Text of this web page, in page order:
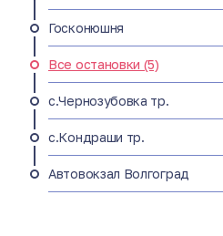
Госконюшня
Все остановки (5)
с.Чернозубовка тр.
с.Кондраши тр.
Автовокзал Волгоград